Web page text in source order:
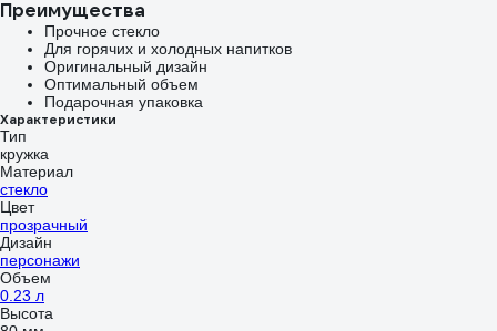
Преимущества
Прочное стекло
Для горячих и холодных напитков
Оригинальный дизайн
Оптимальный объем
Подарочная упаковка
Характеристики
Тип
кружка
Материал
стекло
Цвет
прозрачный
Дизайн
персонажи
Объем
0.23 л
Высота